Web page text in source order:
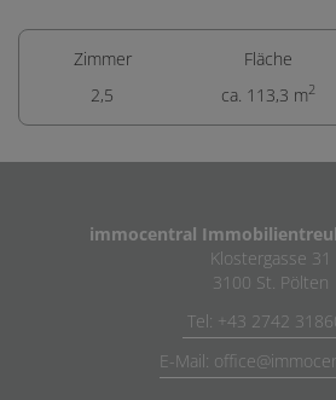
Zimmer
2,5
Fläche
ca. 113,3 m2
immocentral
Klostergasse 31
3100 St. Pölten
Tel: +43 2742
E-Mail: